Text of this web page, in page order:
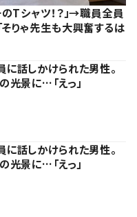
Tシャツ！？」→職員全員
りゃ先生も大興奮するは
話しかけられた男性。
光景に…「えっ」
話しかけられた男性。
光景に…「えっ」